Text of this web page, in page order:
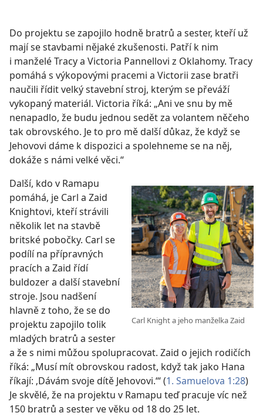
Do projektu se zapojilo hodně bratrů a sester, kteří už
mají se stavbami nějaké zkušenosti. Patří k nim
i manželé Tracy a Victoria Pannellovi z Oklahomy. Tracy
pomáhá s výkopovými pracemi a Victorii zase bratři
naučili řídit velký stavební stroj, kterým se převáží
vykopaný materiál. Victoria říká: „Ani ve snu by mě
nenapadlo, že budu jednou sedět za volantem něčeho
tak obrovského. Je to pro mě další důkaz, že když se
Jehovovi dáme k dispozici a spolehneme se na něj,
dokáže s námi velké věci.“
Carl Knight a jeho manželka Zaid
Další, kdo v Ramapu
pomáhá, je Carl a Zaid
Knightovi, kteří strávili
několik let na stavbě
britské pobočky. Carl se
podílí na přípravných
pracích a Zaid řídí
buldozer a další stavební
stroje. Jsou nadšení
hlavně z toho, že se do
projektu zapojilo tolik
mladých bratrů a sester
a že s nimi můžou spolupracovat. Zaid o jejich rodičích
říká: „Musí mít obrovskou radost, když tak jako Hana
říkají: ‚Dávám svoje dítě Jehovovi.‘“ (1. Samuelova 1:28)
Je skvělé, že na projektu v Ramapu teď pracuje víc než
150 bratrů a sester ve věku od 18 do 25 let.